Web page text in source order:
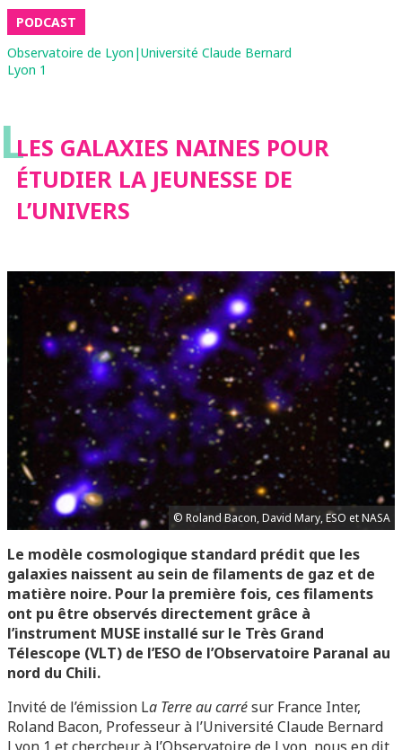
PODCAST
Observatoire de Lyon|Université Claude Bernard
Lyon 1
LLES GALAXIES NAINES POUR
ÉTUDIER LA JEUNESSE DE
L’UNIVERS
© Roland Bacon, David Mary, ESO et NASA
Le modèle cosmologique standard prédit que les
galaxies naissent au sein de filaments de gaz et de
matière noire. Pour la première fois, ces filaments
ont pu être observés directement grâce à
l’instrument MUSE installé sur le Très Grand
Télescope (VLT) de l’ESO de l’Observatoire Paranal au
nord du Chili.
Invité de l’émission La Terre au carrésur France Inter,
Roland Bacon, Professeur à l’Université Claude Bernard